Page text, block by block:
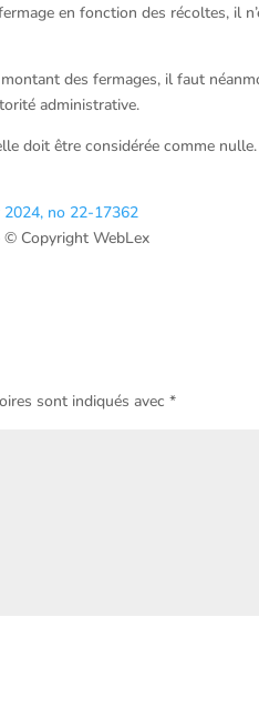
en fonction des récoltes, il
des fermages, il faut
administrative.
doit être considérée comme nulle.
2024, no 22-17362
© Copyright WebLex
sont indiqués avec*